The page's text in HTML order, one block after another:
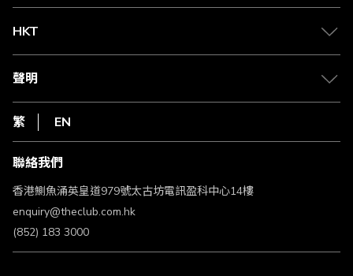
物流與配送
Club Shopping 商品領取站
常見問題
HKT
csl.
1010
HKT
聲明
私隱聲明
使用條款
條款及細則
不歧視及不騷擾聲明
認可牌照及通告
繁 EN
聯絡我們
香港鰂魚涌英皇道979號太古坊電訊盈科中心14樓
enquiry@theclub.com.hk
(852) 183 3000